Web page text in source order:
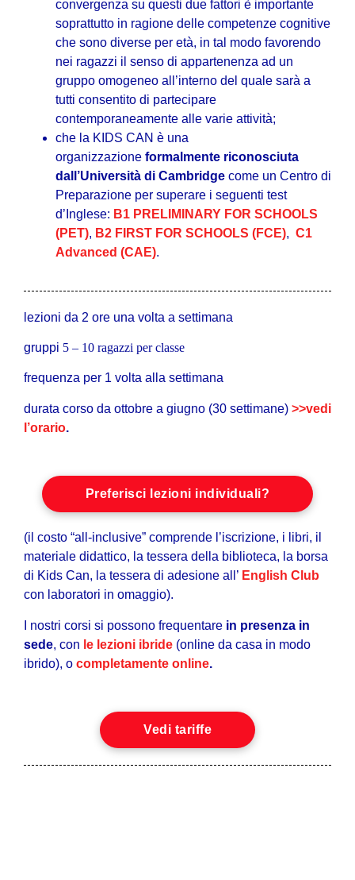
convergenza su questi due fattori è importante
soprattutto in ragione delle competenze cognitive
che sono diverse per età, in tal modo favorendo
nei ragazzi il senso di appartenenza ad un
gruppo omogeneo all’interno del quale sarà a
tutti consentito di partecipare
contemporaneamente alle varie attività;
che la KIDS CAN è una
organizzazione formalmente riconosciuta
dall’Università di Cambridge come un Centro di
Preparazione per superare i seguenti test
d’Inglese: B1 PRELIMINARY FOR SCHOOLS
(PET), B2 FIRST FOR SCHOOLS (FCE), C1
Advanced (CAE).
lezioni da 2 ore una volta a settimana
gruppi 5 – 10 ragazzi per classe
frequenza per 1 volta alla settimana
durata corso da ottobre a giugno (30 settimane) >>vedi
l’orario.
Preferisci lezioni individuali?
(il costo “all-inclusive” comprende l’iscrizione, i libri, il
materiale didattico, la tessera della biblioteca, la borsa
di Kids Can, la tessera di adesione all’ English Club
con laboratori in omaggio).
I nostri corsi si possono frequentare in presenza in
sede, con le lezioni ibride (online da casa in modo
ibrido), o completamente online.
Vedi tariffe